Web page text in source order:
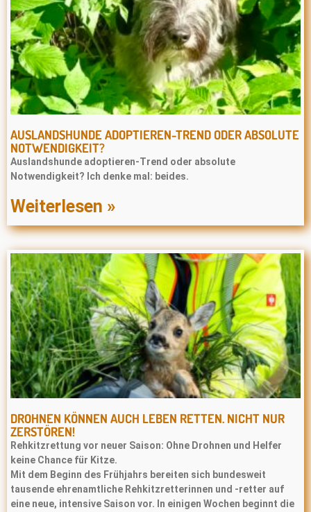
AUSLANDSHUNDE ADOPTIEREN-TREND ODER ABSOLUTE
NOTWENDIGKEIT?
Auslandshunde adoptieren-Trend oder absolute
Notwendigkeit? Ich denke mal: beides.
Weiterlesen »
DROHNEN KÖNNEN AUCH LEBEN RETTEN. NICHT NUR
ZERSTÖREN!
Rehkitzrettung vor neuer Saison: Ohne Drohnen und Helfer
keine Chance für Kitze.
Mit dem Beginn des Frühjahrs bereiten sich bundesweit
tausende ehrenamtliche Rehkitzretterinnen und -retter auf
eine neue, intensive Saison vor. In einigen Wochen beginnt die